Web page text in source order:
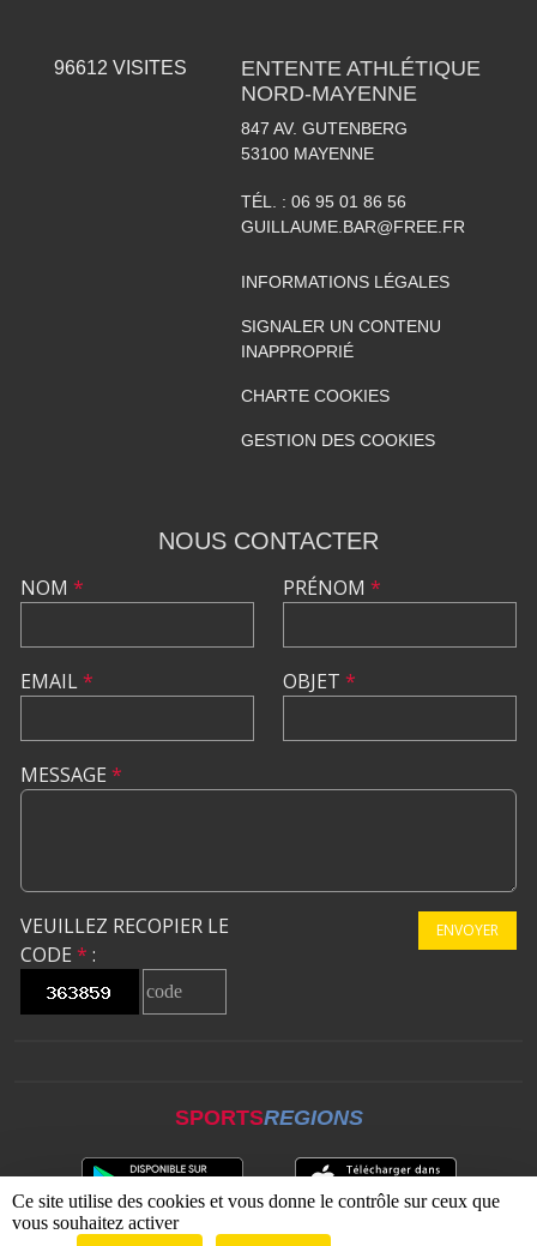
96612 VISITES
ENTENTE ATHLÉTIQUE
NORD-MAYENNE
847 AV. GUTENBERG
53100 MAYENNE
TÉL. : 06 95 01 86 56
GUILLAUME.BAR@FREE.FR
INFORMATIONS LÉGALES
SIGNALER UN CONTENU
INAPPROPRIÉ
CHARTE COOKIES
GESTION DES COOKIES
NOUS CONTACTER
NOM *
EMAIL*
PRÉNOM *
OBJET *
MESSAGE *
VEUILLEZ RECOPIER LE
CODE * :
ENVOYER
SPORTSREGIONS
Ce site utilise des cookies et vous donne le contrôle sur ceux que
vous souhaitez activer